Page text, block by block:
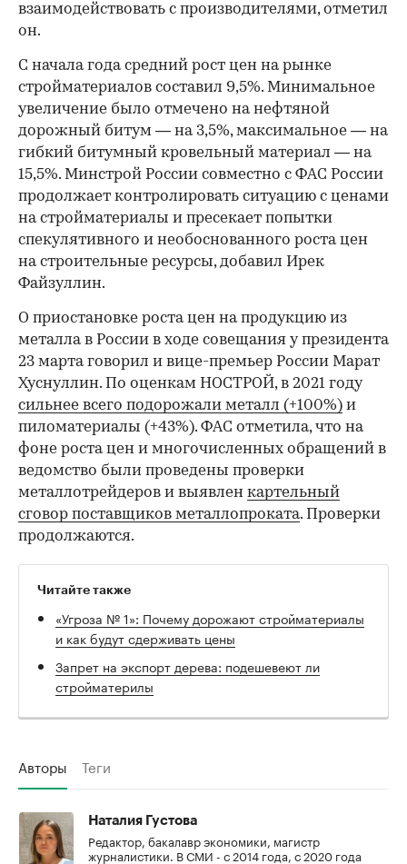
взаимодействовать с производителями, отметил
он.
С начала года средний рост цен на рынке
стройматериалов составил 9,5%. Минимальное
увеличение было отмечено на нефтяной
дорожный битум — на 3,5%, максимальное — на
гибкий битумный кровельный материал — на
15,5%. Минстрой России совместно с ФАС России
продолжает контролировать ситуацию с ценами
на стройматериалы и пресекает попытки
спекулятивного и необоснованного роста цен
на строительные ресурсы, добавил Ирек
Файзуллин.
О приостановке роста цен на продукцию из
металла в России в ходе совещания у президента
23 марта говорил и вице-премьер России Марат
Хуснуллин. По оценкам НОСТРОЙ, в 2021 году
сильнее всего подорожали металл (+100%) и
пиломатериалы (+43%). ФАС отметила, что на
фоне роста цен и многочисленных обращений в
ведомство были проведены проверки
металлотрейдеров и выявлен картельный
сговор поставщиков металлопроката. Проверки
продолжаются.
Читайте также
«Угроза № 1»: Почему дорожают стройматериалы
и как будут сдерживать цены
Запрет на экспорт дерева: подешевеют ли
стройматерилы
Авторы Теги
Наталия Густова
Редактор, бакалавр экономики, магистр
журналистики. В СМИ - с 2014 года, с 2020 года